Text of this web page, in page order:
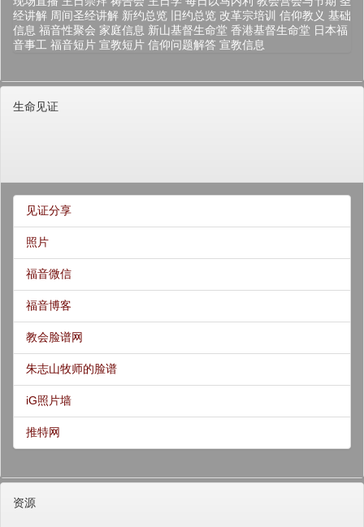
经讲解 周间圣经讲解 新约总览 旧约总览 改革宗培训 信仰教义 基础
信息 福音性聚会 家庭信息 新山基督生命堂 香港基督生命堂 日本福
音事工 福音短片 宣教短片 信仰问题解答 宣教信息
生命见证
见证分享
照片
福音微信
福音博客
教会脸谱网
朱志山牧师的脸谱
iG照片墙
推特网
资源